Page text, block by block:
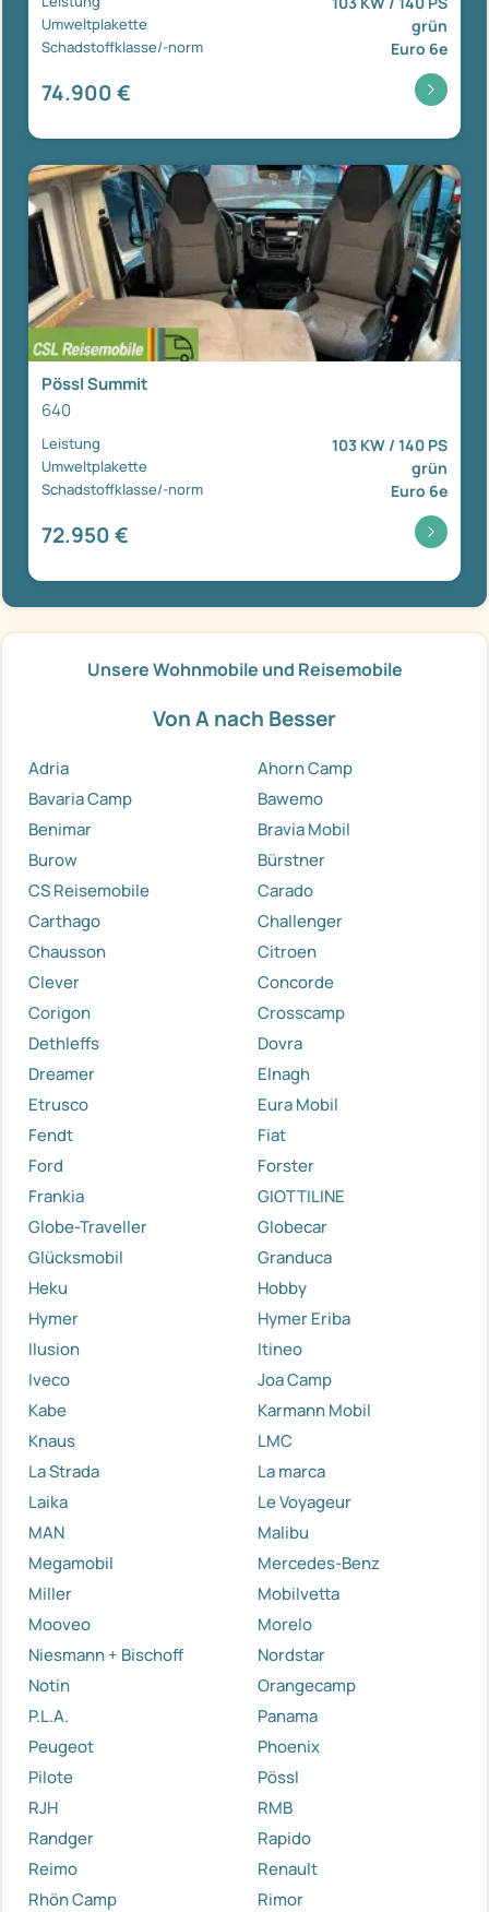
Umweltplakette grün
Schadstoffklasse/-norm Euro 6e
74.900 €
Pössl Summit
640
Leistung 103 KW / 140 PS
Umweltplakette grün
Schadstoffklasse/-norm Euro 6e
72.950 €
Unsere Wohnmobile und Reisemobile
Von A nach Besser
Adria
Ahorn Camp
Bavaria Camp
Bawemo
Benimar
Bravia Mobil
Burow
Bürstner
CS Reisemobile
Carado
Carthago
Challenger
Chausson
Citroen
Clever
Concorde
Corigon
Crosscamp
Dethleffs
Dovra
Dreamer
Elnagh
Etrusco
Eura Mobil
Fendt
Fiat
Ford
Forster
Frankia
GIOTTILINE
Globe-Traveller
Globecar
Glücksmobil
Granduca
Heku
Hobby
Hymer
Hymer Eriba
Ilusion
Itineo
Iveco
Joa Camp
Kabe
Karmann Mobil
Knaus
LMC
La Strada
La marca
Laika
Le Voyageur
MAN
Malibu
Megamobil
Mercedes-Benz
Miller
Mobilvetta
Mooveo
Morelo
Niesmann + Bischoff
Nordstar
Notin
Orangecamp
P.L.A.
Panama
Peugeot
Phoenix
Pilote
Pössl
RJH
RMB
Randger
Rapido
Reimo
Renault
Rhön Camp
Rimor